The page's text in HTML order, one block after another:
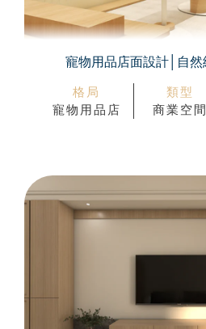
寵物用品店面設計│自
格局
寵物用品店
類型
商業空間